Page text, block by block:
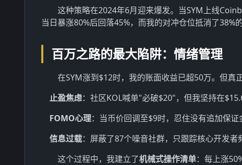
这种策略在2024年6月迎来爆发。当SYM上线
当日暴涨80%后回落45%，而我的对冲仓位抵消了38%
百万之路的最大陷阱：情绪管理
在SYM涨到$12时，我的账面收益已超50万。但真
止盈焦虑：社区KOL喊单"必破$20"，但我坚持在
FOMO心理：当币价回调至$9时，忍住没有追加保证
信息过载：屏蔽了87个噪音社群，只跟踪核心开发者
这个过程中，我建立了机械式操作清单：每上涨